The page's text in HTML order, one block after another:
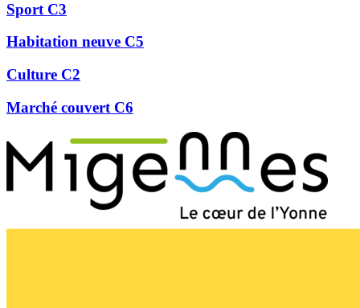
Sport C3
Habitation neuve C5
Culture C2
Marché couvert C6
Précédent
Suivant